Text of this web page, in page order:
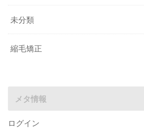
未分類
縮毛矯正
メタ情報
ログイン